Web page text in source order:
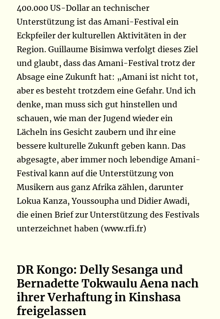
400.000 US-Dollar an technischer
Unterstützung ist das Amani-Festival ein
Eckpfeiler der kulturellen Aktivitäten in der
Region. Guillaume Bisimwa verfolgt dieses Ziel
und glaubt, dass das Amani-Festival trotz der
Absage eine Zukunft hat: „Amani ist nicht tot,
aber es besteht trotzdem eine Gefahr. Und ich
denke, man muss sich gut hinstellen und
schauen, wie man der Jugend wieder ein
Lächeln ins Gesicht zaubern und ihr eine
bessere kulturelle Zukunft geben kann. Das
abgesagte, aber immer noch lebendige Amani-
Festival kann auf die Unterstützung von
Musikern aus ganz Afrika zählen, darunter
Lokua Kanza, Youssoupha und Didier Awadi,
die einen Brief zur Unterstützung des Festivals
unterzeichnet haben (www.rfi.fr)
DR Kongo: Delly Sesanga und
Bernadette Tokwaulu Aena nach
ihrer Verhaftung in Kinshasa
freigelassen